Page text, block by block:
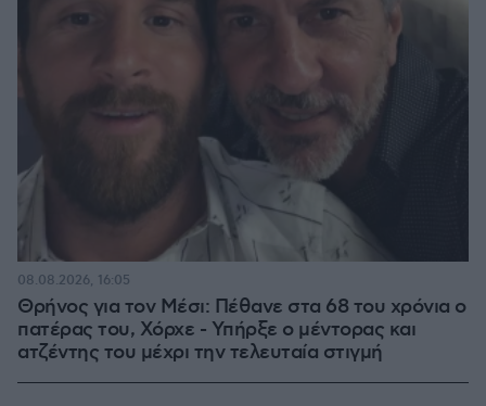
Θρήνος για τον Μέσι: Πέθανε στα 68 του χρόνια ο
πατέρας του, Χόρχε - Υπήρξε ο μέντορας και
ατζέντης του μέχρι την τελευταία στιγμή
08.08.2026, 16:05